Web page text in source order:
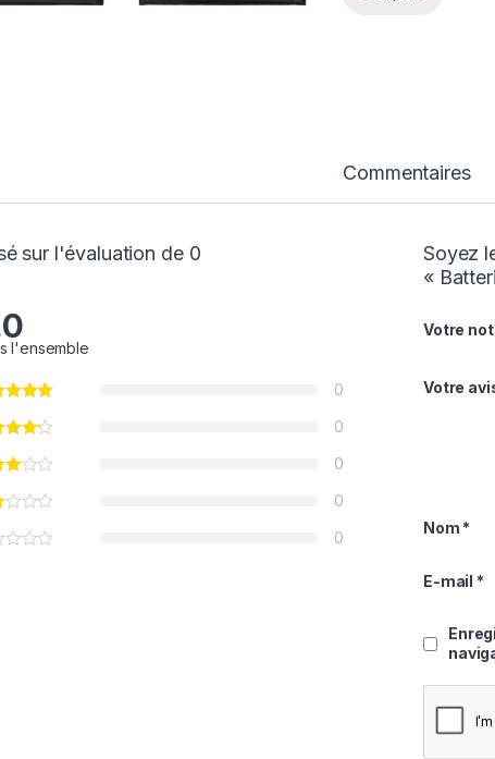
Commentaires
sur l'évaluation de 0
l'ensemble
0
0
0
0
0
Soyez
«
Votre
Votre
Nom *
E-mail *